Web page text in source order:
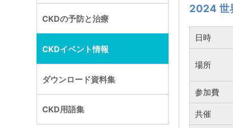
CKDの予防と治療
CKDイベント情報
ダウンロード資料集
CKD用語集
2024 世
日時
場所
参加費
共催